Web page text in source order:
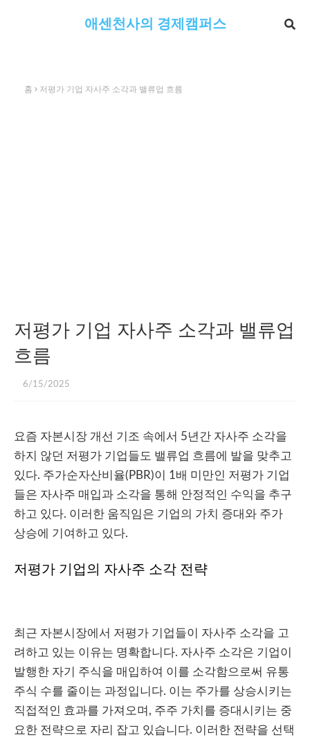
애센천사의 경제캠퍼스
홈 저평가 기업 자사주 소각과 밸류업 흐름
저평가 기업 자사주 소각과 밸류업
흐름
6/15/2025
요즘 자본시장 개선 기조 속에서 5년간 자사주 소각을
하지 않던 저평가 기업들도 밸류업 흐름에 발을 맞추고
있다. 주가순자산비율(PBR)이 1배 미만인 저평가 기업
들은 자사주 매입과 소각을 통해 안정적인 수익을 추구
하고 있다. 이러한 움직임은 기업의 가치 증대와 주가
상승에 기여하고 있다.
저평가 기업의 자사주 소각 전략
최근 자본시장에서 저평가 기업들이 자사주 소각을 고
려하고 있는 이유는 명확합니다. 자사주 소각은 기업이
발행한 자기 주식을 매입하여 이를 소각함으로써 유통
주식 수를 줄이는 과정입니다. 이는 주가를 상승시키는
직접적인 효과를 가져오며, 주주 가치를 증대시키는 중
요한 전략으로 자리 잡고 있습니다. 이러한 전략을 선택